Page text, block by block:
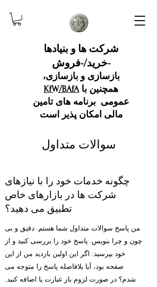
شرکت ها و بنیادها
-خرید/-فروش
بازسازی و بازسازی،
همچنین با KfW/BAfA
عمومی برنامه های تامین
مالی امکان پذیر است
سوالات متداول
چگونه خدمات خود را با نیازهای
شرکت ها در بازارهای خاص
تطبیق می دهید؟
من پاسخ سوالات متداول شما هستم. دقیق و بی
چون و چرا بنویس. پاسخ خود را بررسی کنید و از
خود بپرسید: اگر این اولین بازدید من از این
صفحه بود، آیا بلافاصله پاسخ را متوجه می
شدم؟ در صورت لزوم باز عبارت یا اضافه کنید.